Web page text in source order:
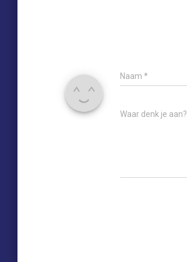
Naam *
Waar denk je aan?